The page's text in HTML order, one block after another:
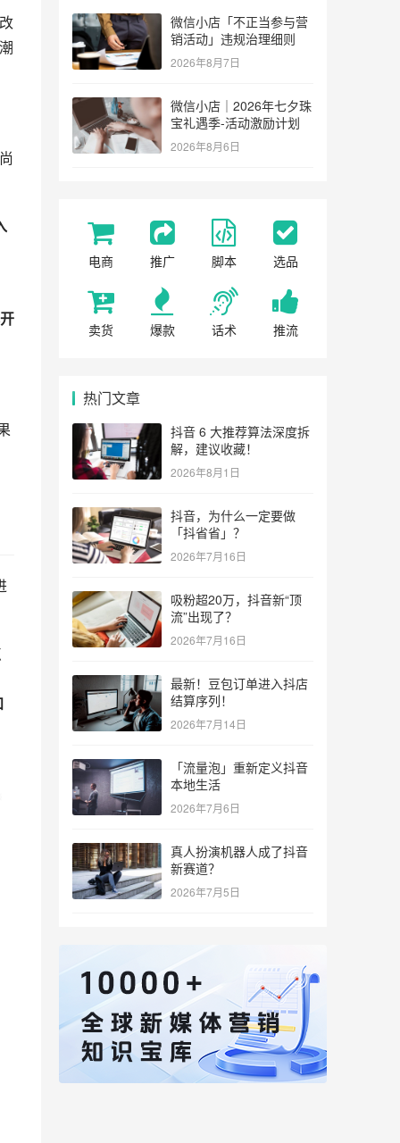
微信小店「不正当参与营
销活动」违规治理细则
2026年8月7日
微信小店｜2026年七夕珠
宝礼遇季-活动激励计划
2026年8月6日
电商 推广 脚本 选品
卖货 爆款 话术 推流
热门文章
抖音 6 大推荐算法深度拆
解，建议收藏！
2026年8月1日
抖音，为什么一定要做
「抖省省」？
2026年7月16日
吸粉超20万，抖音新“顶
流”出现了？
2026年7月16日
最新！豆包订单进入抖店
结算序列！
2026年7月14日
「流量泡」重新定义抖音
本地生活
2026年7月6日
真人扮演机器人成了抖音
新赛道？
2026年7月5日